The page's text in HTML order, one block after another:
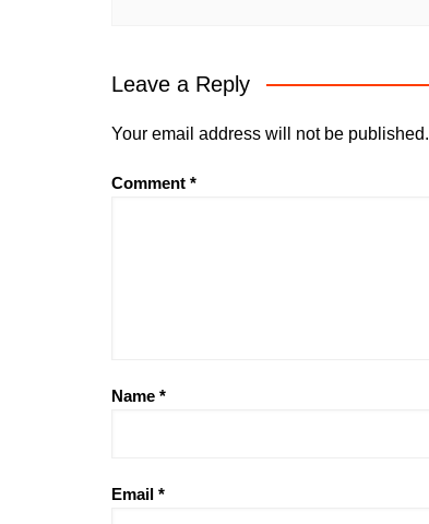
Leave a Reply
Your email address will not be published.
Comment *
Name *
Email *